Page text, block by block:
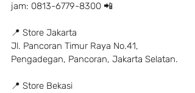
jam: 0813-6779-8300 📲
📍 Store Jakarta
Jl. Pancoran Timur Raya No.41,
Pengadegan, Pancoran, Jakarta Selatan.
📍 Store Bekasi